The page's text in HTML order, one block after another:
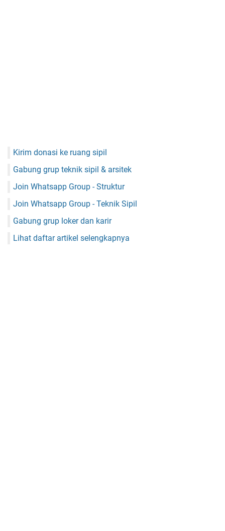
Kirim donasi ke ruang sipil
Gabung grup teknik sipil & arsitek
Join Whatsapp Group - Struktur
Join Whatsapp Group - Teknik Sipil
Gabung grup loker dan karir
Lihat daftar artikel selengkapnya